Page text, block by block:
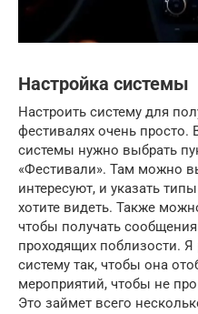
Настройка системы
Настроить систему для
фестивалях очень
системы нужно выбрать
«Фестивали». Там можно
интересуют, и указать
хотите видеть. Также
чтобы получать
проходящих поблизости.
систему так, чтобы она
мероприятий, чтобы не
Это займет всего